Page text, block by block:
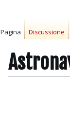
Pagina Discussione